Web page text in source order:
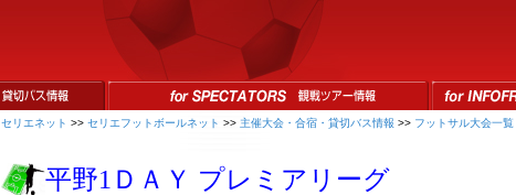
セリエネット >> セリエフットボールネット >> 主催大会・合宿・貸切バス情報 >> フットサル大会一覧
平野1ＤＡＹ プレミアリーグ